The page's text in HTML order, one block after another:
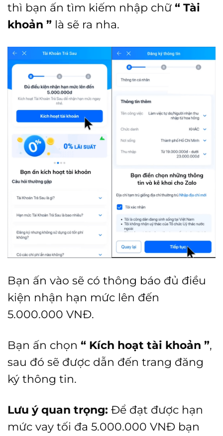
thì bạn ấn tìm kiếm nhập chữ “ Tài
khoản ” là sẽ ra nha.
Bạn ấn vào sẽ có thông báo đủ điều
kiện nhận hạn mức lên đến
5.000.000 VNĐ.
Bạn ấn chọn “ Kích hoạt tài khoản ”,
sau đó sẽ được dẫn đến trang đăng
ký thông tin.
Lưu ý quan trọng: Để đạt được hạn
mức vay tối đa 5.000.000 VNĐ bạn